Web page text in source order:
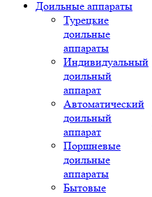
Доильные аппараты
Турецкие
доильные
аппараты
Индивидуальный
доильный
аппарат
Автоматический
доильный
аппарат
Поршневые
доильные
аппараты
Бытовые